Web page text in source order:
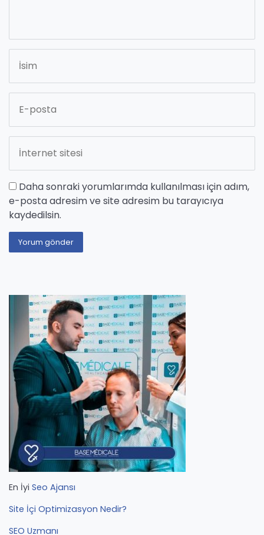
Daha sonraki yorumlarımda kullanılması için adım,
e-posta adresim ve site adresim bu tarayıcıya
kaydedilsin.
En İyi Seo Ajansı
Site İçi Optimizasyon Nedir?
SEO Uzmanı